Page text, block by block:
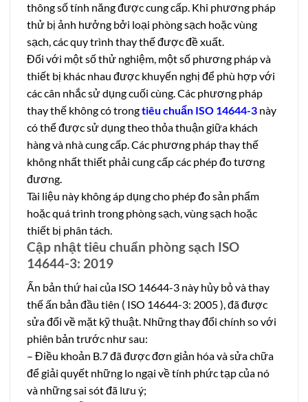
thông số tính năng được cung cấp. Khi phương pháp
thử bị ảnh hưởng bởi loại phòng sạch hoặc vùng
sạch, các quy trình thay thế được đề xuất.
Đối với một số thử nghiệm, một số phương pháp và
thiết bị khác nhau được khuyến nghị để phù hợp với
các cân nhắc sử dụng cuối cùng. Các phương pháp
thay thế không có trongtiêu chuẩn ISO 14644-3 này
có thể được sử dụng theo thỏa thuận giữa khách
hàng và nhà cung cấp. Các phương pháp thay thế
không nhất thiết phải cung cấp các phép đo tương
đương.
Tài liệu này không áp dụng cho phép đo sản phẩm
hoặc quá trình trong phòng sạch, vùng sạch hoặc
thiết bị phân tách.
Cập nhật tiêu chuẩn phòng sạch ISO
14644-3: 2019
Ấn bản thứ hai của ISO 14644-3 này hủy bỏ và thay
thế ấn bản đầu tiên ( ISO 14644-3: 2005 ), đã được
sửa đổi về mặt kỹ thuật. Những thay đổi chính so với
phiên bản trước như sau:
– Điều khoản B.7 đã được đơn giản hóa và sửa chữa
để giải quyết những lo ngại về tính phức tạp của nó
và những sai sót đã lưu ý;